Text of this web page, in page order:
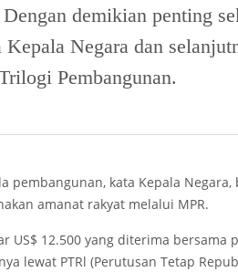
demikian penting
Negara dan
Pembangunan.
pembangunan, kata Kepala
amanat rakyat melalui MPR.
US$ 12.500 yang diterima bersama
lewat PTRl (Perutusan Tetap